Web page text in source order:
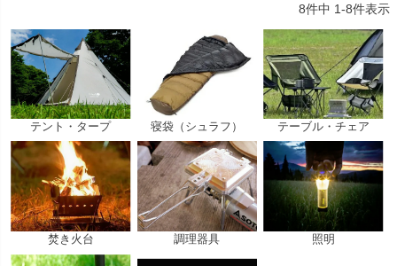
8件中 1-8件表示
テント・タープ 寝袋（シュラフ） テーブル・チェア
焚き火台 調理器具 照明